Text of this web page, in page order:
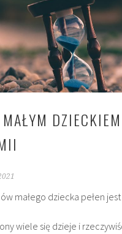
małego dziecka pełen
wiele się dzieje i